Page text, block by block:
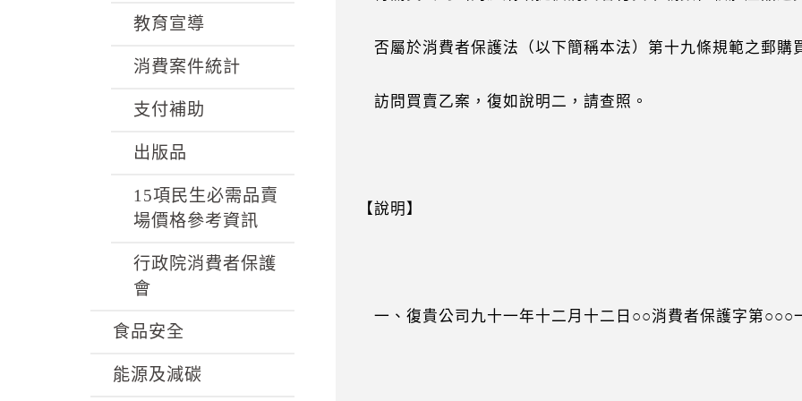
教育宣導
消費案件統計
支付補助
出版品
15項民生必需品賣
場價格參考資訊
行政院消費者保護
會
食品安全
能源及減碳
否屬於消費者保護法（以下簡稱本法）第十九條規範之郵購
訪問買賣乙案，復如說明二，請查照。
【說明】
一、復貴公司九十一年十二月十二日○○消費者保護字第○○○